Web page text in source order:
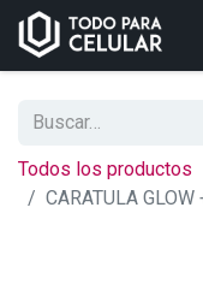
Todos los productos
CARATULA